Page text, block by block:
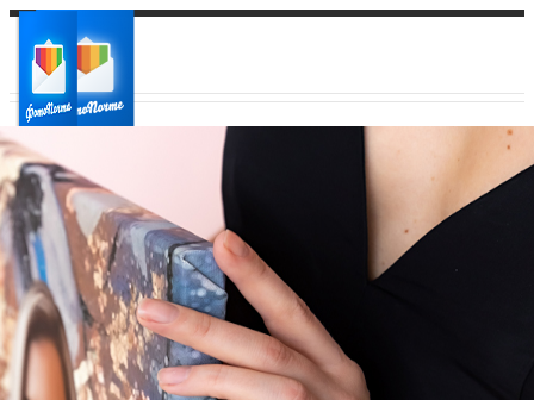
Ваш город:
Ваш регион доставки
Выберите из списка: